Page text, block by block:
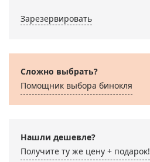
Зарезервировать
Сложно выбрать?
Помощник выбора бинокля
Нашли дешевле?
Получите ту же цену + подарок!